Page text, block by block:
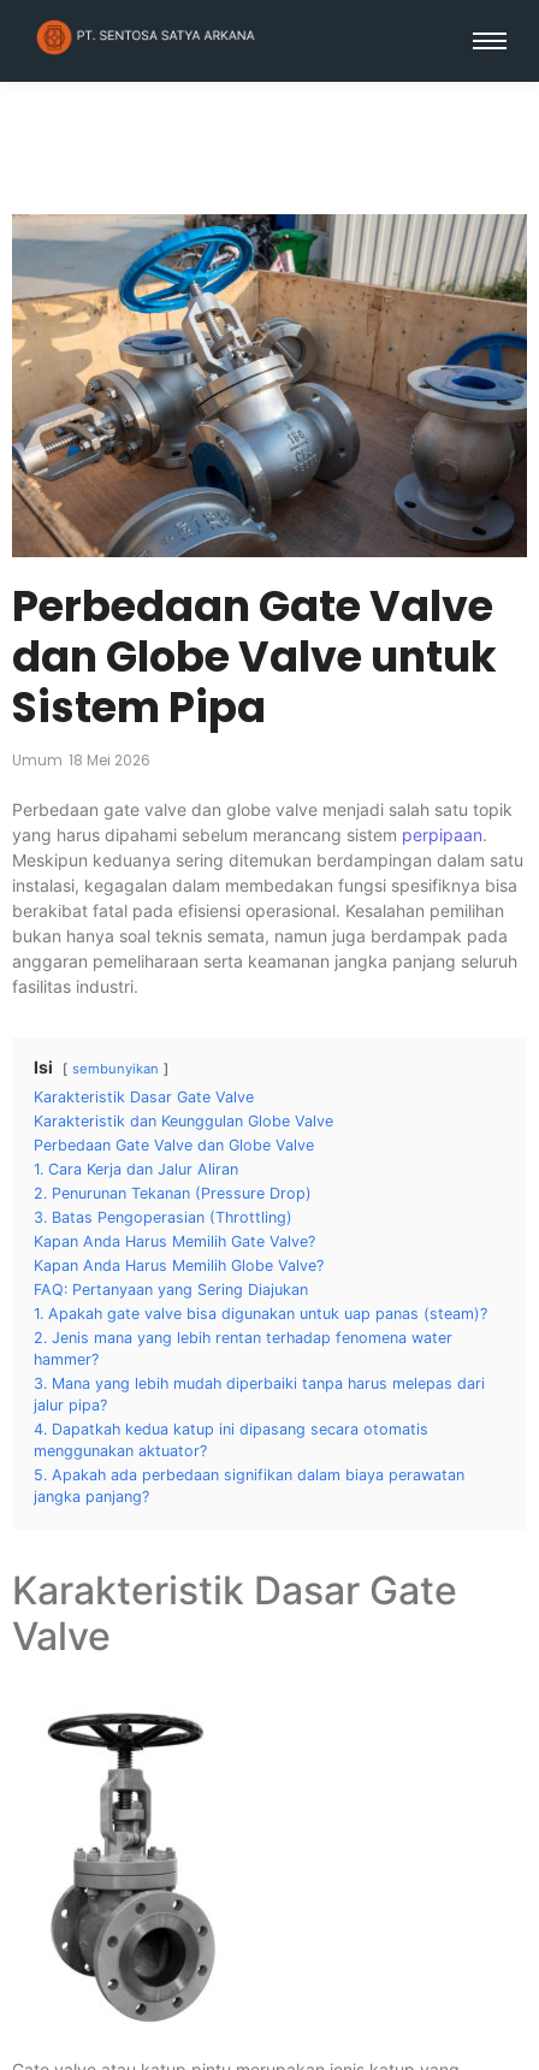
Perbedaan Gate Valve
dan Globe Valve untuk
Sistem Pipa
Umum 18 Mei 2026
Perbedaan gate valve dan globe valve menjadi salah satu topik
yang harus dipahami sebelum merancang sistem perpipaan.
Meskipun keduanya sering ditemukan berdampingan dalam satu
instalasi, kegagalan dalam membedakan fungsi spesifiknya bisa
berakibat fatal pada efisiensi operasional. Kesalahan pemilihan
bukan hanya soal teknis semata, namun juga berdampak pada
anggaran pemeliharaan serta keamanan jangka panjang seluruh
fasilitas industri.
Isi sembunyikan
Karakteristik Dasar Gate Valve
Karakteristik dan Keunggulan Globe Valve
Perbedaan Gate Valve dan Globe Valve
1. Cara Kerja dan Jalur Aliran
2. Penurunan Tekanan (Pressure Drop)
3. Batas Pengoperasian (Throttling)
Kapan Anda Harus Memilih Gate Valve?
Kapan Anda Harus Memilih Globe Valve?
FAQ: Pertanyaan yang Sering Diajukan
1. Apakah gate valve bisa digunakan untuk uap panas (steam)?
2. Jenis mana yang lebih rentan terhadap fenomena water
hammer?
3. Mana yang lebih mudah diperbaiki tanpa harus melepas dari
jalur pipa?
4. Dapatkah kedua katup ini dipasang secara otomatis
menggunakan aktuator?
5. Apakah ada perbedaan signifikan dalam biaya perawatan
jangka panjang?
Karakteristik Dasar Gate
Valve